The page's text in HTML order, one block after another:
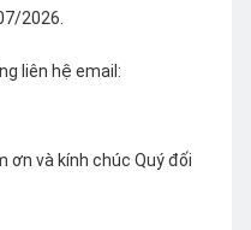
2026.
liên hệ email:
ơn và kính chúc Quý đối